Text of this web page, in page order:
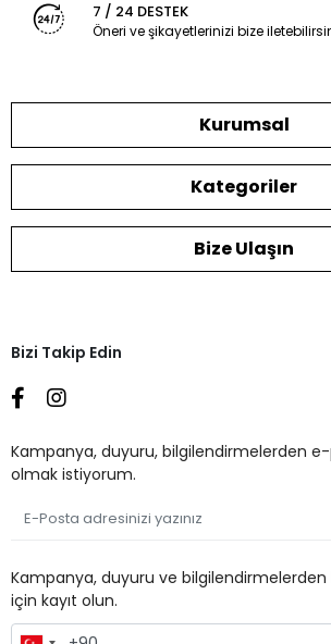
7 / 24 DESTEK
Öneri ve şikayetlerinizi bize
Kurumsal
Kategoriler
Bize Ulaşın
Bizi Takip Edin
Kampanya, duyuru, bilgilendirmelerden
olmak istiyorum.
Kampanya, duyuru ve
için kayıt olun.